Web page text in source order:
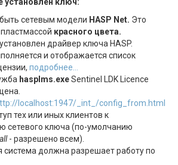
установлен ключ:
сетевым модели HASP Net. Это
красного цвета.
драйвер ключа HASP.
и отображается список
подробнее...
hasplms.exeSentinel LDK Licence
localhost:1947/_int_/config_from.html
тех или иных клиентов к
сетевого ключа (по-умолчанию
- разрешено всем).
должна разрешает работу по